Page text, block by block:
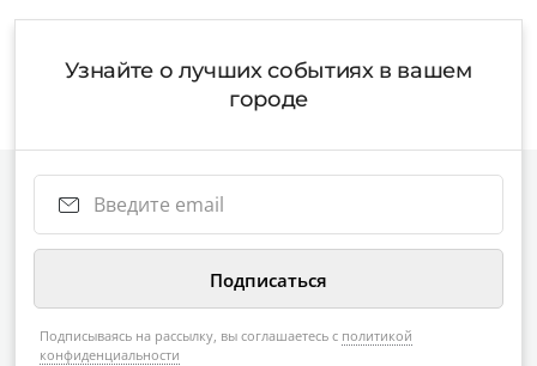
Узнайте о лучших событиях в вашем
городе
Подписываясь на рассылку, вы соглашаетесь с политикой
конфиденциальности